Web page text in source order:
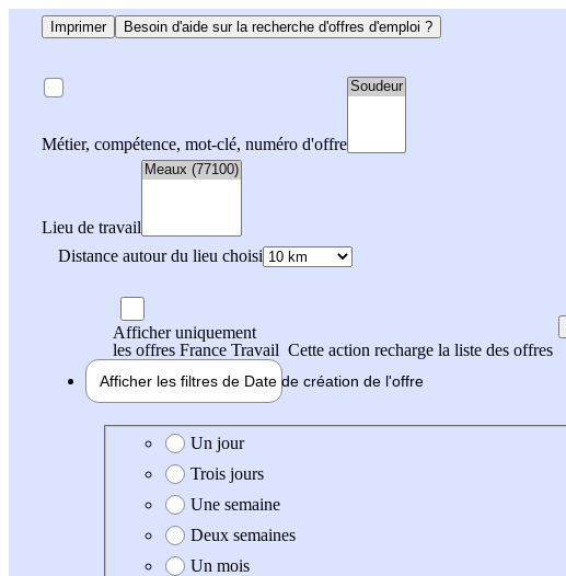
Imprimer Besoin d'aide sur la recherche d'offres d'emploi ?
Métier, compétence, mot-clé, numéro d'offre
Lieu de travail
Distance autour du lieu choisi
Afficher uniquement
les offres France Travail Cette action recharge la liste des offres
Afficher les filtres de Date de création de l'offre
Date de création de l'offre
Un jour
Trois jours
Une semaine
Deux semaines
Un mois